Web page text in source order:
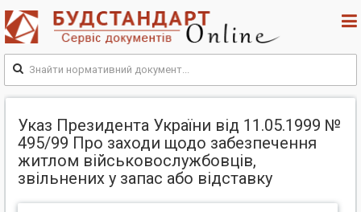
Указ Президента України від 11.05.1999 №
495/99 Про заходи щодо забезпечення
житлом військовослужбовців,
звільнених у запас або відставку